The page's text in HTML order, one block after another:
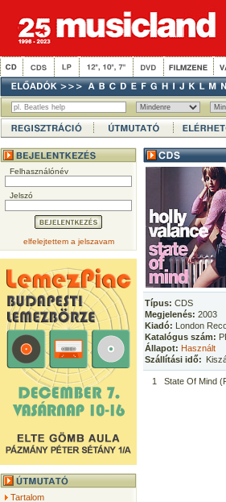
Felhasználónév
Jelszó
elfelejtettem a jelszavam
Tartalom
Típus: CDS
Megjelenés: 2003
Kiadó: London
Katalógus szám:
Állapot: Használt
Szállítási idő:
1 State Of Mind